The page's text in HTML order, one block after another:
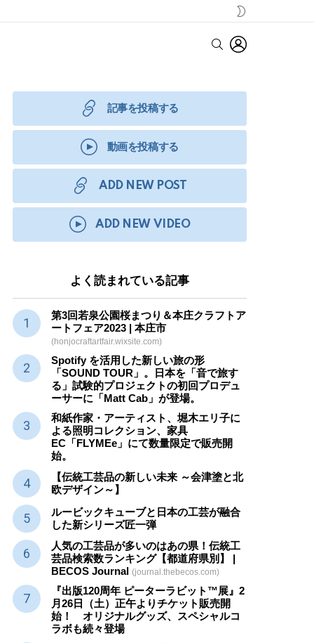
SKIN
SEARCH
記事を投稿する
動画を投稿する
ADD NEW POST
ADD NEW VIDEO
よく読まれている記事
第3回若泉公園桜まつり＆本庄クラフトア
ートフェア2023 | 本庄市
(honjocraftartfair.wixsite.com)
Spotify を活用した新しい旅の形
「SOUND TOUR」。日本を「音で旅す
る」試験的プロジェクトの初回プロデュ
ーサーに「Matt Cab」が登場。
和紙作家・アーティスト、堀木エリ子に
よる照明コレクション、家具
EC「FLYMEe」にて数量限定で販売開
始。
【伝統工芸品の新しい未来 ～会津塗と北
欧デザイン～】
ルービックキューブと日本の工芸が融合
した新シリーズ匠一弾
人気の工芸品が多いのはあの県！伝統工
芸品検索数ランキング【都道府県別】 |
BECOS Journal (journal.thebecos.com)
『出版120周年 ピーターラビット™展』2
月26日（土）正午よりチケット販売開
始！ オリジナルグッズ、スペシャルコ
ラボも続々登場